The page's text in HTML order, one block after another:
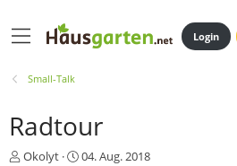
Login
Small-Talk
Radtour
E
Okolyt
E
04. Aug. 2018